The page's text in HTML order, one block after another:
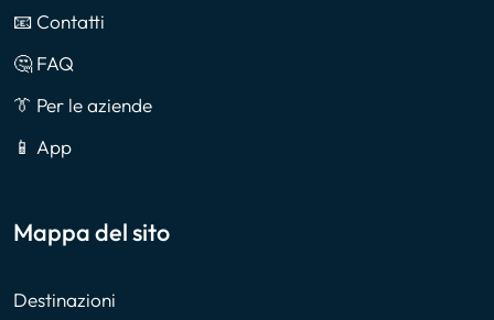
📧 Contatti
🤔 FAQ
👔 Per le aziende
📱 App
Mappa del sito
Destinazioni